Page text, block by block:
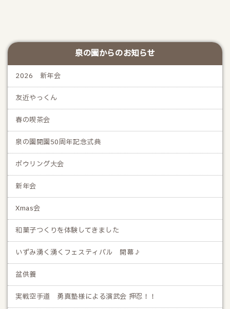
泉の園からのお知らせ
2026 新年会
友近やっくん
春の喫茶会
泉の園開園50周年記念式典
ボウリング大会
新年会
Xmas会
和菓子つくりを体験してきました
いずみ湧く湧くフェスティバル 開幕♪
盆供養
実戦空手道 勇真塾様による演武会 押忍！！